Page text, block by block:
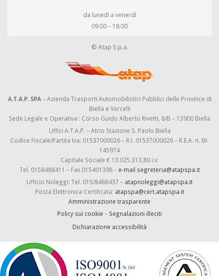
da lunedì a venerdì
09:00 – 18:00
© Atap S.p.a.
A.T.A.P. SPA– Azienda Trasporti Automobilistici Pubblici delle Province di
Biella e Vercelli
Sede Legale e Operativa : Corso Guido Alberto Rivetti, 8/B – 13900 Biella
Uffici A.T.A.P. – Atrio Stazione S. Paolo Biella
Codice Fiscale/Partita Iva: 01537000026 – R.I. 01537000026 – R.E.A. n. BI-
145974
Capitale Sociale € 13.025.313,80 i.v.
Tel. 0158488411 – Fax 015401398 – e-mail segreteria@atapspa.it
Ufficio Noleggi: Tel. 015/8488437 – atapnoleggi@atapspa.it
Posta Elettronica Certificata: atapspa@cert.atapspa.it
Amministrazione trasparente
Policy sui cookie – Segnalazioni illeciti
Dichiarazione accessibilità